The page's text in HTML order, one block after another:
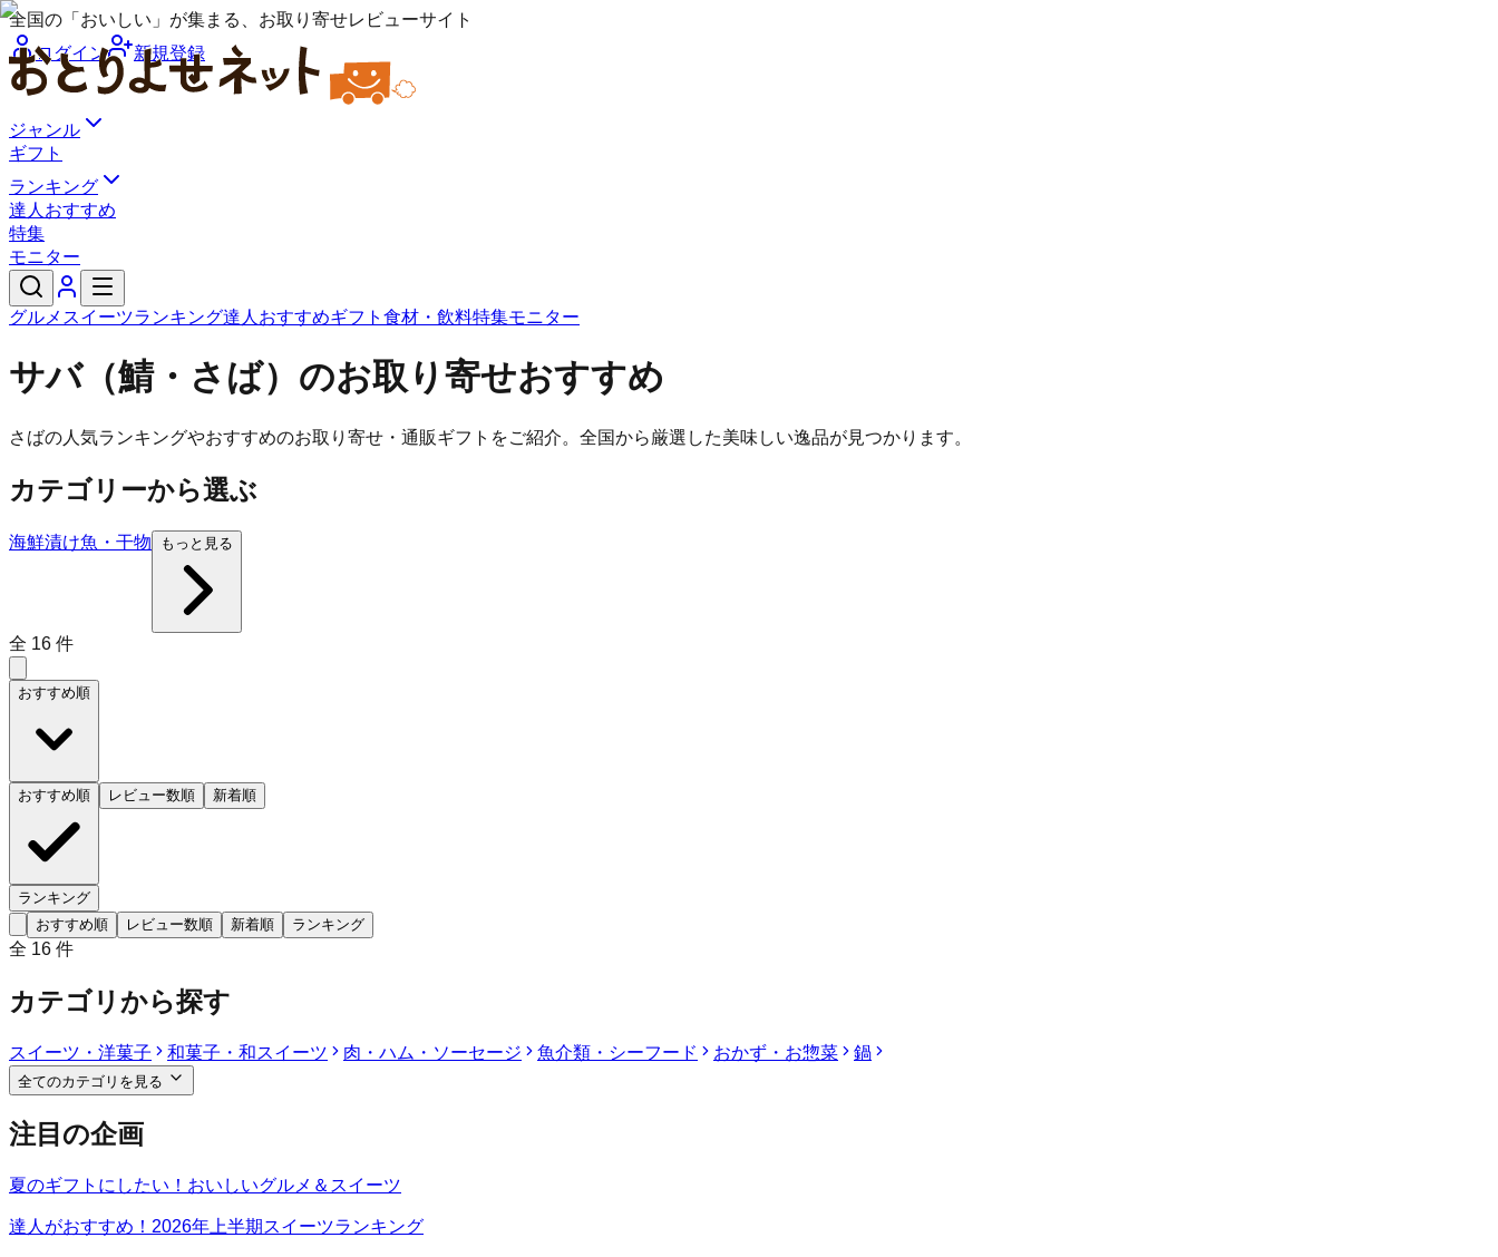
全国の「おいしい」が集まる、お取り寄せレビューサイト
ログイン
新規登録
ジャンル
ギフト
ランキング
達人おすすめ
特集
モニター
グルメ スイーツランキング達人おすすめギフト 食材・飲料特集モニター
サバ（鯖・さば）のお取り寄せおすすめ
さばの人気ランキングやおすすめのお取り寄せ・通販ギフトをご紹介。全国から厳選した美味しい逸品が見つかります。
カテゴリーから選ぶ
海鮮漬け魚・干物 もっと見る
全 16 件
おすすめ順
おすすめ順 レビュー数順 新着順
ランキング
おすすめ順
レビュー数順 新着順 ランキング
全 16 件
カテゴリから探す
スイーツ・洋菓子 和菓子・和スイーツ 肉・ハム・ソーセージ 魚介類・シーフード おかず・お惣菜 鍋
全てのカテゴリを見る
注目の企画
夏のギフトにしたい！おいしいグルメ＆スイーツ
達人がおすすめ！2026年上半期スイーツランキング